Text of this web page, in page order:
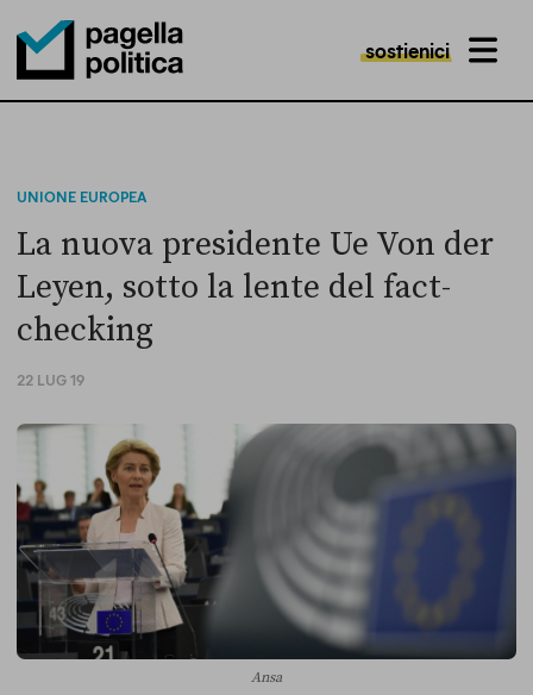
Pagella Politica Logo
sostienici MENU
UNIONE EUROPEA
La nuova presidente Ue Von der
Leyen, sotto la lente del fact-
checking
22 LUG 19
Ansa